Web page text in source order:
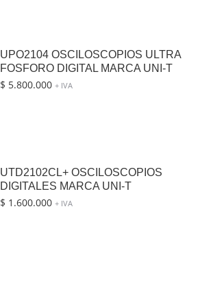
UPO2104 OSCILOSCOPIOS ULTRA
FOSFORO DIGITAL MARCA UNI-T
$ 5.800.000 + IVA
UTD2102CL+ OSCILOSCOPIOS
DIGITALES MARCA UNI-T
$ 1.600.000 + IVA